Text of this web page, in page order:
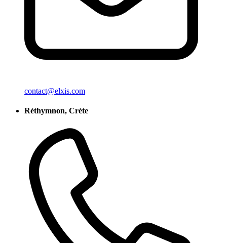
contact@elxis.com
Réthymnon, Crète